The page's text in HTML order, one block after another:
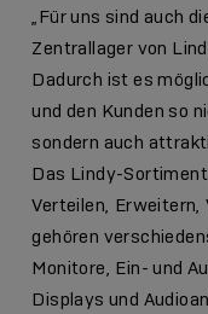
„Für uns sind auch
Zentrallager von
Dadurch ist es
und den Kunden so
sondern auch
Das Lindy-
Verteilen, Erweitern,
gehören
Monitore, Ein- und
Displays und